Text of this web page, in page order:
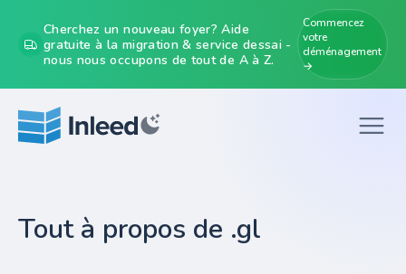
Cherchez un nouveau foyer? Aide
gratuite à la migration & service dessai -
nous nous occupons de tout de A à Z.
Commencez
votre
déménagement
→
Tout à propos de .gl